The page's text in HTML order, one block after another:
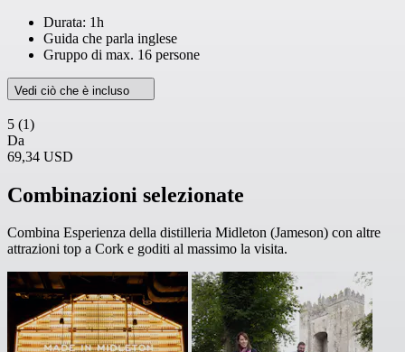
Durata: 1h
Guida che parla inglese
Gruppo di max. 16 persone
Vedi ciò che è incluso
5 (1)
Da
69,34 USD
Combinazioni selezionate
Combina Esperienza della distilleria Midleton (Jameson) con altre
attrazioni top a Cork e goditi al massimo la visita.